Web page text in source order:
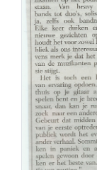
PRESSKIT
CONTACT